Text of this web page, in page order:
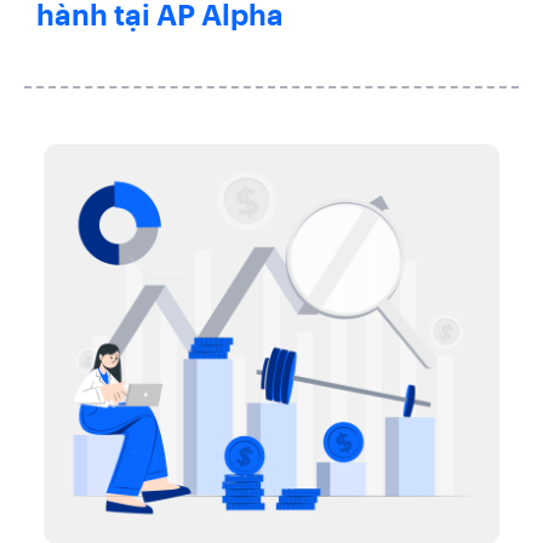
hành tại AP Alpha